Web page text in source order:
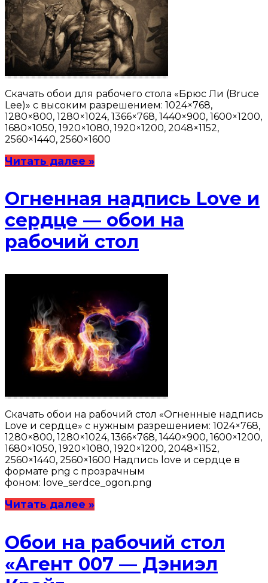
Скачать обои для рабочего стола «Брюс Ли (Bruce
Lee)» с высоким разрешением: 1024×768,
1280×800, 1280×1024, 1366×768, 1440×900, 1600×1200,
1680×1050, 1920×1080, 1920×1200, 2048×1152,
2560×1440, 2560×1600
Читать далее »
Огненная надпись Love и
сердце — обои на
рабочий стол
Скачать обои на рабочий стол «Огненные надпись
Love и сердце» с нужным разрешением: 1024×768,
1280×800, 1280×1024, 1366×768, 1440×900, 1600×1200,
1680×1050, 1920×1080, 1920×1200, 2048×1152,
2560×1440, 2560×1600 Надпись love и сердце в
формате png с прозрачным
фоном: love_serdce_ogon.png
Читать далее »
Обои на рабочий стол
«Агент 007 — Дэниэл